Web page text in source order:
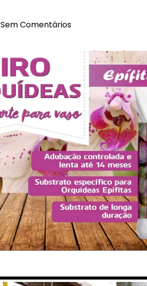
Sem Comentários